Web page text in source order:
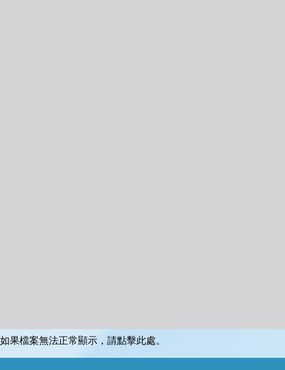
如果檔案無法正常顯示，請點擊此處。